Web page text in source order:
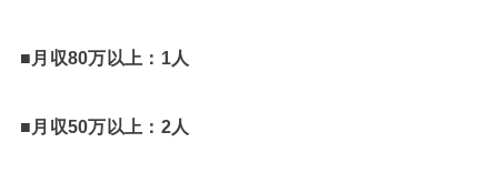
■月収80万以上：1人
■月収50万以上：2人